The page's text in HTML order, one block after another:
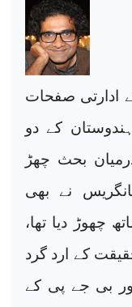
ادارتی صفحات
کے دو
بحث چھڑ
نے بھی
چھوڑ دیا تھا،
کے ارد گرد
بی جے پی کے